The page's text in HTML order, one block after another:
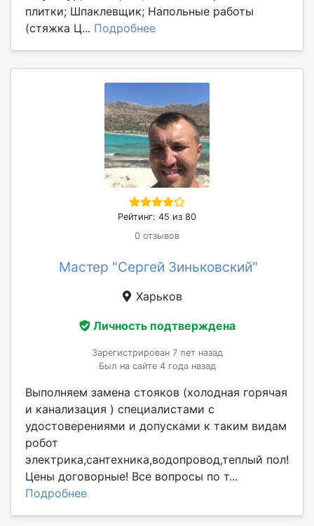
плитки; Шпаклевщик; Напольные работы
(стяжка Ц... Подробнее
Рейтинг: 45 из 80
0 отзывов
Мастер "Сергей Зиньковский"
Харьков
Личность подтверждена
Зарегистрирован 7 лет назад
Был на сайте 4 года назад
Выполняем замена стояков (холодная горячая
и канализация ) специалистами с
удостоверениями и допусками к таким видам
робот
электрика,сантехника,водопровод,теплый пол!
Цены договорные! Все вопросы по т...
Подробнее